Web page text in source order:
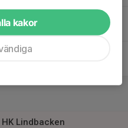
Lindbacken
kakor